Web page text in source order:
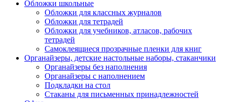
Обложки школьные
Обложки для классных журналов
Обложки для тетрадей
Обложки для учебников, атласов, рабочих
тетрадей
Самоклеящиеся прозрачные пленки для книг
Органайзеры, детские настольные наборы, стаканчики
Органайзеры без наполнения
Органайзеры с наполнением
Подкладки на стол
Стаканы для письменных принадлежностей